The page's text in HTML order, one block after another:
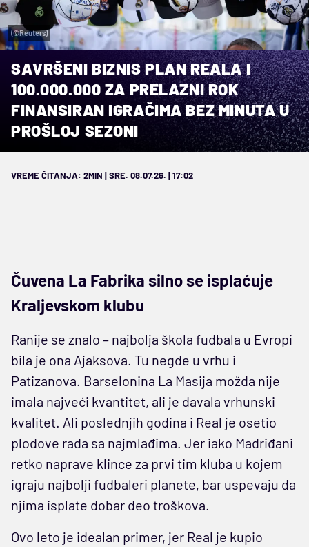
(©Reuters)
SAVRŠENI BIZNIS PLAN REALA I
100.000.000 ZA PRELAZNI ROK
FINANSIRAN IGRAČIMA BEZ MINUTA U
PROŠLOJ SEZONI
VREME ČITANJA: 2MIN | SRE. 08.07.26. | 17:02
Čuvena La Fabrika silno se isplaćuje
Kraljevskom klubu
Ranije se znalo – najbolja škola fudbala u Evropi
bila je ona Ajaksova. Tu negde u vrhu i
Patizanova. Barselonina La Masija možda nije
imala najveći kvantitet, ali je davala vrhunski
kvalitet. Ali poslednjih godina i Real je osetio
plodove rada sa najmlađima. Jer iako Madriđani
retko naprave klince za prvi tim kluba u kojem
igraju najbolji fudbaleri planete, bar uspevaju da
njima isplate dobar deo troškova.
Ovo leto je idealan primer, jer Real je kupio